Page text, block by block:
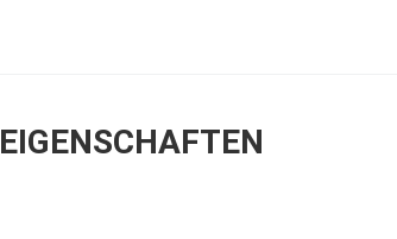
EIGENSCHAFTEN